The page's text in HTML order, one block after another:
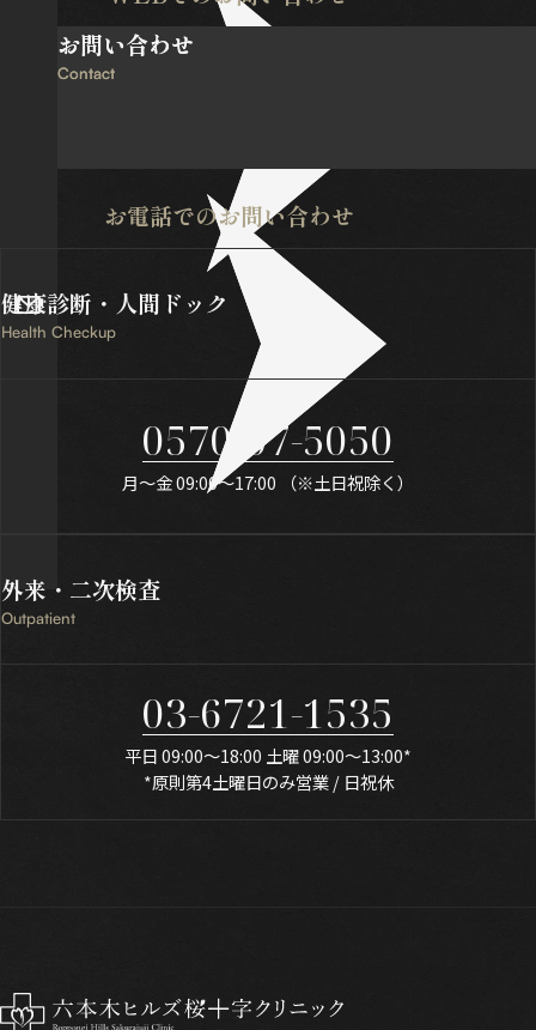
お問い合わせ
お問い合わせ
Contact
Contact
お電話でのお問い合わせ
健康診断・ 人間ドック
Health Checkup
0570-07-5050
月〜金 09:00〜17:00 （※土日祝除く）
外来・ 二次検査
Outpatient
03-6721-1535
平日 09:00～18:00 土曜 09:00～13:00*
*原則第4土曜日のみ営業 / 日祝休